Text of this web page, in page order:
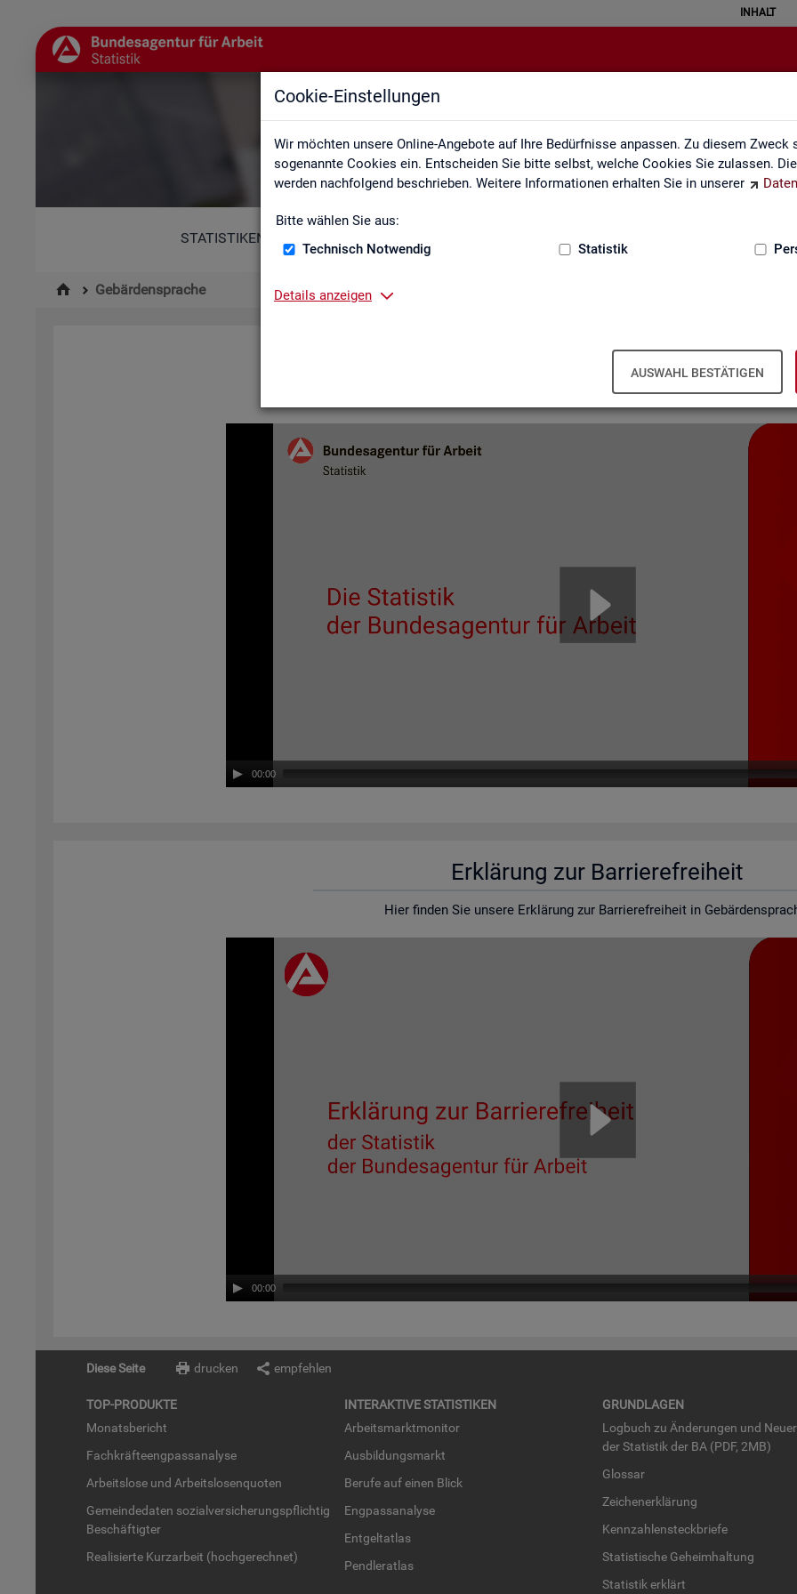
Cookie-Einstellungen
Wir möchten unsere Online-Angebote auf Ihre Bedürfnisse anpassen. Zu diesem Zweck
sogenannte Cookies ein. Entscheiden Sie bitte selbst, welche Cookies Sie zulassen.
werden nachfolgend beschrieben. Weitere Informationen erhalten Sie in unserer
Bitte wählen Sie aus:
Technisch Notwendig
Statistik
Details anzeigen
AUSWAHL BESTÄTIGEN
INHALT
Gebärdensprache
STATISTIKEN
Gebärdensprache
In­for­ma­tio­nen in Ge­bär­den­spra­che
Hier fin­den Sie unser In­for­ma­ti­ons­vi­deo in Deut­scher
00:00
Er­klä­rung zur Bar­rie­re­frei­heit
Hier fin­den Sie un­se­re Er­klä­rung zur Bar­rie­re­frei­heit in
00:00
Diese Seite drucken empfehlen
TOP-PRO­DUK­TE
Mo­nats­be­richt
Fach­kräf­te­eng­pass­ana­ly­se
Ar­beits­lo­se und Ar­beits­lo­sen­quo­ten
Ge­mein­de­da­ten so­zi­al­ver­si­che­rungs­pflich­tig
Be­schäf­tig­ter
Rea­li­sier­te Kurz­ar­beit (hoch­ge­rech­net)
IN­TER­AK­TI­VE STA­TIS­TI­KEN
Ar­beits­markt­mo­ni­tor
Aus­bil­dungs­markt
Be­ru­fe auf einen Blick
Eng­pass­ana­ly­se
Ent­gel­t­at­las
Pend­ler­at­las
GRUND­LA­GEN
Log­buch zu Än­de­run­gen und
der Sta­tis­tik der BA (PDF, 2MB)
Glos­sar
Zei­chen­er­klä­rung
Kenn­zah­len­steck­brie­fe
Sta­tis­ti­sche Ge­heim­hal­tung
Sta­tis­tik er­klärt